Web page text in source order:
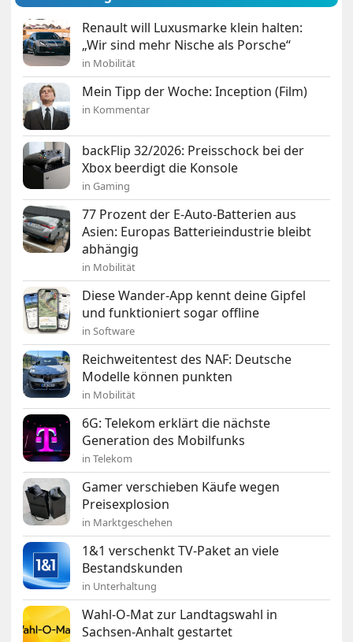
Renault will Luxusmarke klein halten:
„Wir sind mehr Nische als Porsche“
in Mobilität
Mein Tipp der Woche: Inception (Film)
in Kommentar
backFlip 32/2026: Preisschock bei der
Xbox beerdigt die Konsole
in Gaming
77 Prozent der E-Auto-Batterien aus
Asien: Europas Batterieindustrie bleibt
abhängig
in Mobilität
Diese Wander-App kennt deine Gipfel
und funktioniert sogar offline
in Software
Reichweitentest des NAF: Deutsche
Modelle können punkten
in Mobilität
6G: Telekom erklärt die nächste
Generation des Mobilfunks
in Telekom
Gamer verschieben Käufe wegen
Preisexplosion
in Marktgeschehen
1&1 verschenkt TV-Paket an viele
Bestandskunden
in Unterhaltung
Wahl-O-Mat zur Landtagswahl in
Sachsen-Anhalt gestartet